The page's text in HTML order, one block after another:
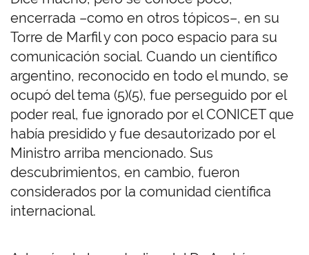
encerrada –como en otros tópicos–, en su
Torre de Marfil y con poco espacio para su
comunicación social. Cuando un científico
argentino, reconocido en todo el mundo, se
ocupó del tema (5)(5), fue perseguido por el
poder real, fue ignorado por el CONICET que
había presidido y fue desautorizado por el
Ministro arriba mencionado. Sus
descubrimientos, en cambio, fueron
considerados por la comunidad científica
internacional.